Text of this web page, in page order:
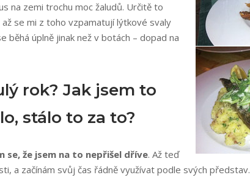
na zemi trochu moc žaludů. Určitě to
se mi z toho vzpamatují lýtkové svaly
úplně jinak než v botách – dopad na
rok? Jak jsem to
stálo to za to?
se, že jsem na to nepřišel dříve. Až teď
a začínám svůj čas řádně využívat podle svých představ.